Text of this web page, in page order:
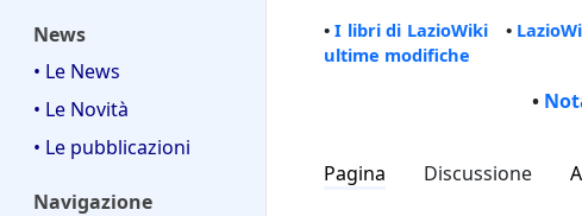
News
• Le News
• Le Novità
• Le pubblicazioni
Navigazione
•I libri di LazioWiki•
ultime modifiche
•
Pagina Discussione